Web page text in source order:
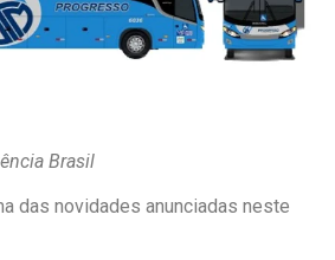
Brasil
das novidades anunciadas neste